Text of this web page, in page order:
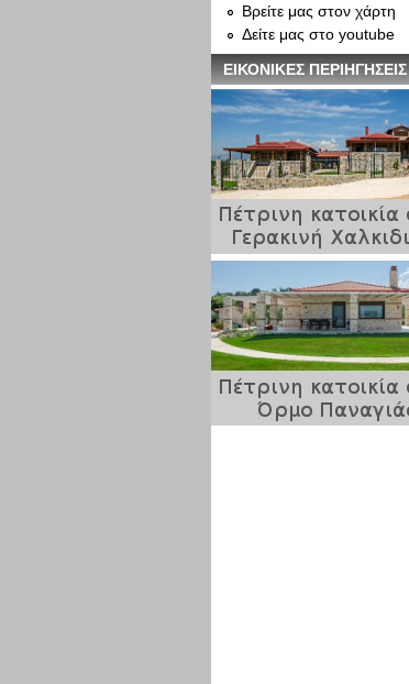
Βρείτε μας στον χάρτη
Δείτε μας στο youtube
ΕΙΚΟΝΙΚΕΣ ΠΕΡΙΗΓΗΣΕΙΣ